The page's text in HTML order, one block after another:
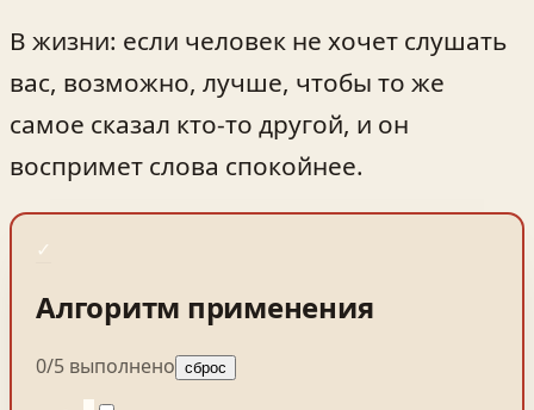
В жизни: если человек не хочет слушать
вас, возможно, лучше, чтобы то же
самое сказал кто-то другой, и он
воспримет слова спокойнее.
✓
Алгоритм применения
0/5 выполнено сброс